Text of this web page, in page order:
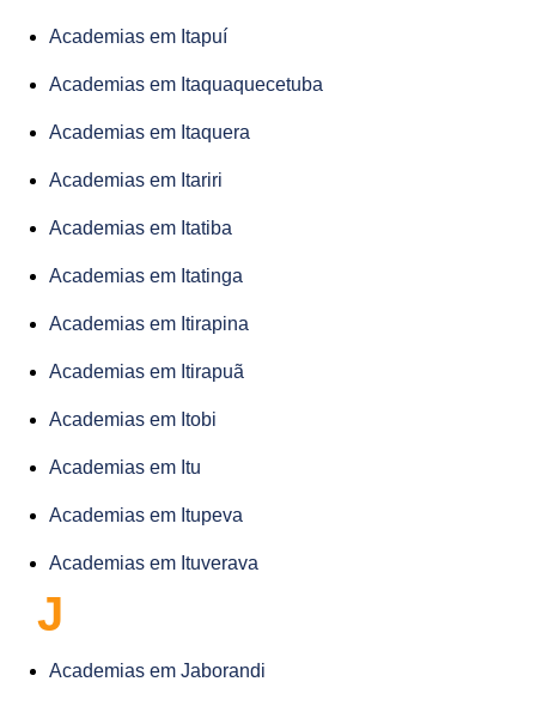
Academias em Itapuí
Academias em Itaquaquecetuba
Academias em Itaquera
Academias em Itariri
Academias em Itatiba
Academias em Itatinga
Academias em Itirapina
Academias em Itirapuã
Academias em Itobi
Academias em Itu
Academias em Itupeva
Academias em Ituverava
J
Academias em Jaborandi